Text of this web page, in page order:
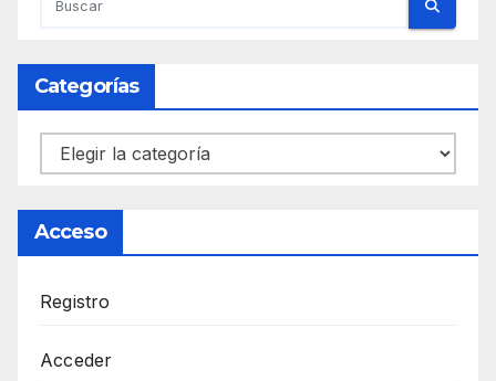
Categorías
Categorías
Acceso
Registro
Acceder